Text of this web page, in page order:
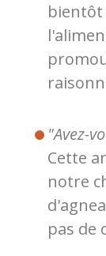
bientôt
"Avez-
Cette
notre
pas de